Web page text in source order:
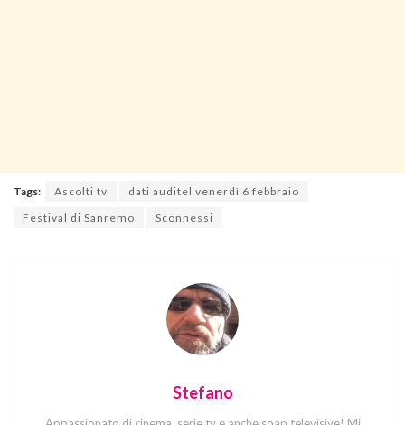
Tags: Ascolti tv
dati auditel venerdì 6 febbraio
Festival di Sanremo
Sconnessi
Stefano